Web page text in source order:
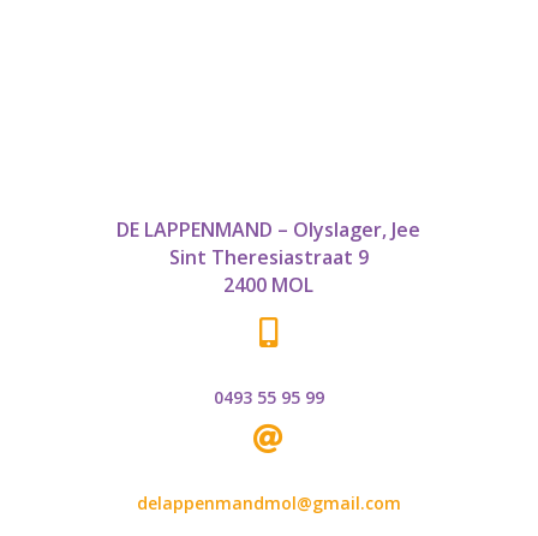
DE LAPPENMAND – Olyslager, Jee
Sint Theresiastraat 9
2400 MOL
0493 55 95 99

delappenmandmol@gmail.com